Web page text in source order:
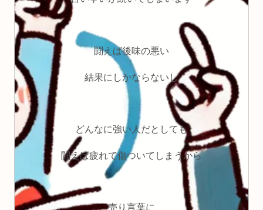
闘えば後味の悪い
結果にしかならないし
どんなに強い人だとしても
闘えば疲れて傷ついてしまうから
売り言葉に